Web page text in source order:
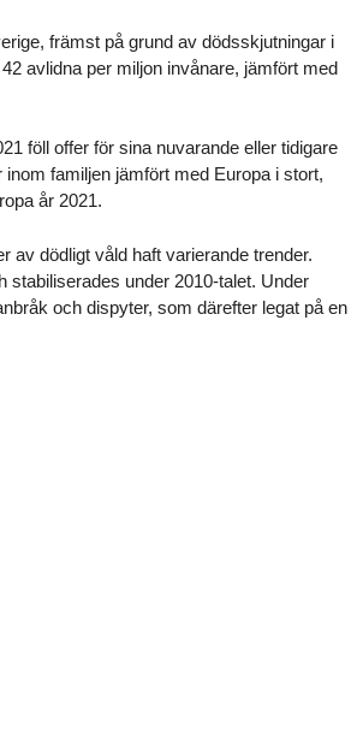
främst på grund av dödsskjutningar i
avlidna per miljon invånare, jämfört med
föll offer för sina nuvarande eller tidigare
familjen jämfört med Europa i stort,
år 2021.
av dödligt våld haft varierande trender.
stabiliserades under 2010-talet. Under
och dispyter, som därefter legat på en